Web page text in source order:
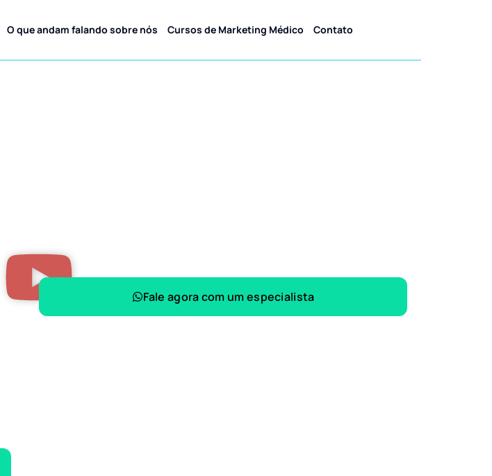
O que andam falando sobre nós Cursos de Marketing Médico Contato
Fale agora com um especialista